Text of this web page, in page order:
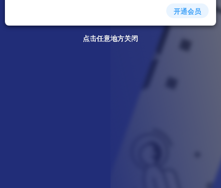
点击任意地方关闭
点击任意地方关闭
点击任意地方关闭
点击任意地方关闭
开通会员